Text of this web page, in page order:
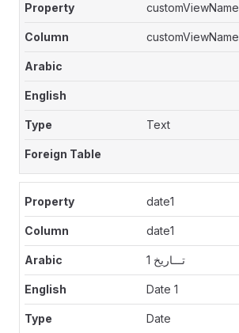
customViewName
customViewName
Text
date1
date1
تـــاريخ 1
Date 1
Date